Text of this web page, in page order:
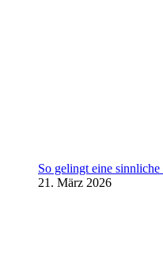
So gelingt eine
21. März 2026